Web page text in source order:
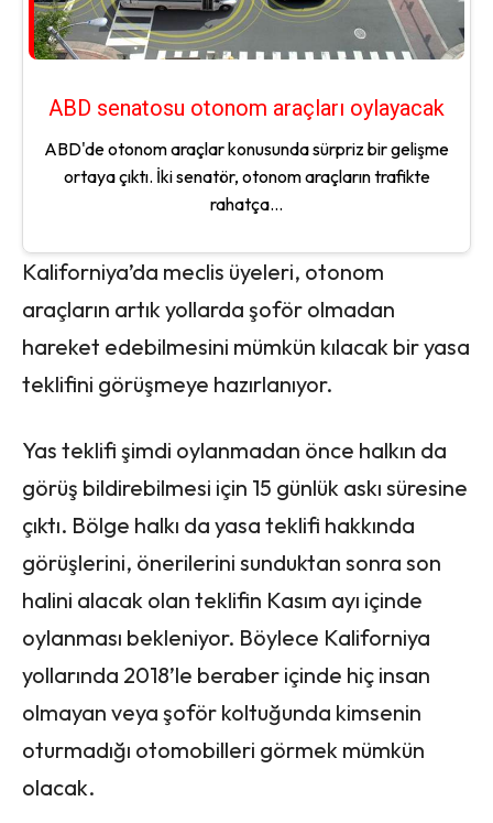
ABD senatosu otonom araçları oylayacak
ABD'de otonom araçlar konusunda sürpriz bir gelişme
ortaya çıktı. İki senatör, otonom araçların trafikte
rahatça...
Kaliforniya’da meclis üyeleri, otonom
araçların artık yollarda şoför olmadan
hareket edebilmesini mümkün kılacak bir yasa
teklifini görüşmeye hazırlanıyor.
Yas teklifi şimdi oylanmadan önce halkın da
görüş bildirebilmesi için 15 günlük askı süresine
çıktı. Bölge halkı da yasa teklifi hakkında
görüşlerini, önerilerini sunduktan sonra son
halini alacak olan teklifin Kasım ayı içinde
oylanması bekleniyor. Böylece Kaliforniya
yollarında 2018’le beraber içinde hiç insan
olmayan veya şoför koltuğunda kimsenin
oturmadığı otomobilleri görmek mümkün
olacak.